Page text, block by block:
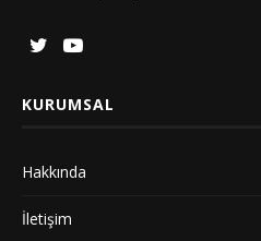
KURUMSAL
Hakkında
İletişim